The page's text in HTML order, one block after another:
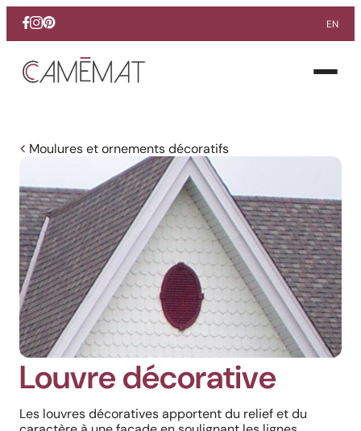
Facebook
Instagram
Pinterest EN
Ouvrir
Moulures et ornements décoratifs
Louvre décorative
Les louvres décoratives apportent du relief et du